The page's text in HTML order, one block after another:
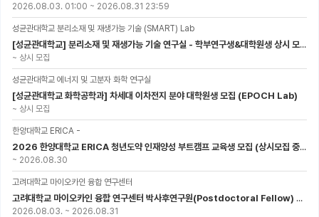
2026.08.03. 01:00 ~ 2026.08.31 23:59
성균관대학교 분리소재 및 재생가능 기술 (SMART) Lab
[성균관대학교] 분리소재 및 재생가능 기술 연구실 - 학부연구생&대학원생 상시 모집 (미래에너지공학과)
~ 상시 모집
성균관대학교 에너지 및 고분자 화학 연구실
[성균관대학교 화학공학과] 차세대 이차전지 분야 대학원생 모집 (EPOCH Lab)
~ 상시 모집
한양대학교 ERICA -
2026 한양대학교 ERICA 청년도약 인재양성 부트캠프 교육생 모집 (상시모집 중, 1차 마감 : ~8.30)
~ 2026.08.30
고려대학교 마이오카인 융합 연구센터
고려대학교 마이오카인 융합 연구센터 박사후연구원(Postdoctoral Fellow) 모집
2026.08.03. ~ 2026.08.31